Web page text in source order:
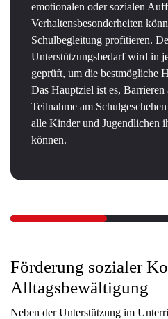
emotionalen oder sozialen
Verhaltensbesonderheiten
Schulbegleitung profitieren.
Unterstützungsbedarf wird in
geprüft, um die bestmögliche
Das Hauptziel ist es,
Teilnahme am
alle Kinder und Jugendlichen
können.
Förderung sozialer
Alltagsbewältigung
Neben der Unterstützung im